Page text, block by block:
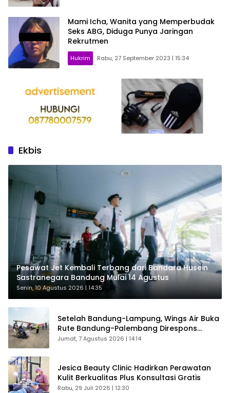
Mami Icha, Wanita yang Memperbudak
Seks ABG, Diduga Punya Jaringan
Rekrutmen
Hukrim Rabu, 27 September 2023 | 15:34
Ekbis
Pesawat Jet Kembali Terbang dari Bandara Husein
Sastranegara Bandung Mulai 14 Agustus
Senin, 10 Agustus 2026 | 14:35
Setelah Bandung-Lampung, Wings Air Buka
Rute Bandung-Palembang Direspons
Langsung Penumpang
Jumat, 7 Agustus 2026 | 14:14
Jesica Beauty Clinic Hadirkan Perawatan
Kulit Berkualitas Plus Konsultasi Gratis
Rabu, 29 Juli 2026 | 12:30